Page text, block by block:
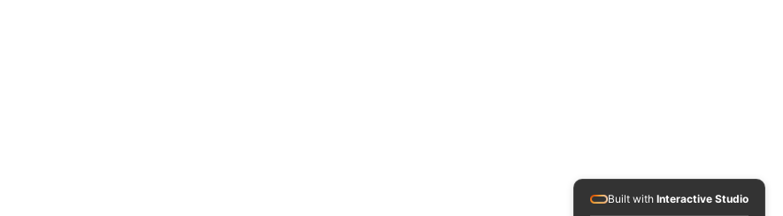
Built with Interactive Studio